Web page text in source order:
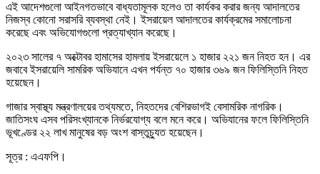
এই আদেশগুলো আইনগতভাবে বাধ্যতামূলক হলেও তা কার্যকর করার জন্য আদালতের
নিজস্ব কোনো সরাসরি ব্যবস্থা নেই। ইসরায়েল আদালতের কার্যক্রমের সমালোচনা
করেছে এবং অভিযোগগুলো প্রত্যাখ্যান করেছে।
২০২৩ সালের ৭ অক্টোবর হামাসের হামলায় ইসরায়েলে ১ হাজার ২২১ জন নিহত হন। এর
জবাবে ইসরায়েলি সামরিক অভিযানে এখন পর্যন্ত ৭০ হাজার ৩৬৯ জন ফিলিস্তিনি নিহত
হয়েছেন।
গাজার স্বাস্থ্য মন্ত্রণালয়ের তথ্যমতে, নিহতদের বেশিরভাগই বেসামরিক নাগরিক।
জাতিসংঘ এসব পরিসংখ্যানকে নির্ভরযোগ্য বলে মনে করে। অভিযানের ফলে ফিলিস্তিনি
ভূখণ্ডের ২২ লাখ মানুষের বড় অংশ বাস্তুচ্যুত হয়েছেন।
সূত্র : এএফপি।